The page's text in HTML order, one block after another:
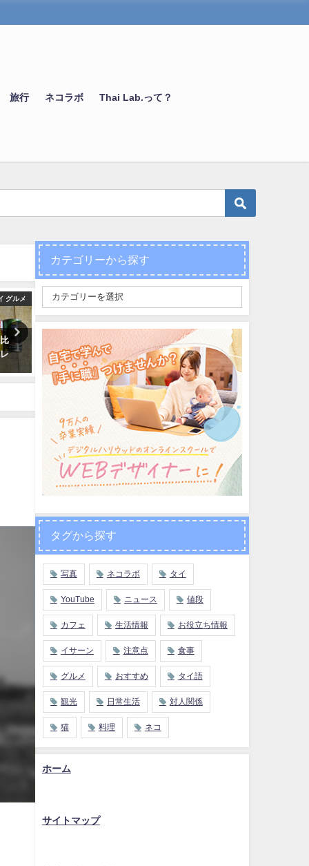
旅行 ネコラボ Thai Lab.って？
グルメ
「バーントーンルアン」チェン
マイに行ったら必ず行くべき観
光地【パート①】
2019年11月2日
タイの田舎＆冬ならではの
しみ！「ファーン」を買っ
しんでみた
2019年12月26日
カテゴリーから探す
タグから探す
写真 ネコラボ タイ
YouTube ニュース 値段
カフェ 生活情報 お役立ち情報
イサーン 注意点 食事
グルメ おすすめ タイ語
観光 日常生活 対人関係
猫 料理 ネコ
ホーム
サイトマップ